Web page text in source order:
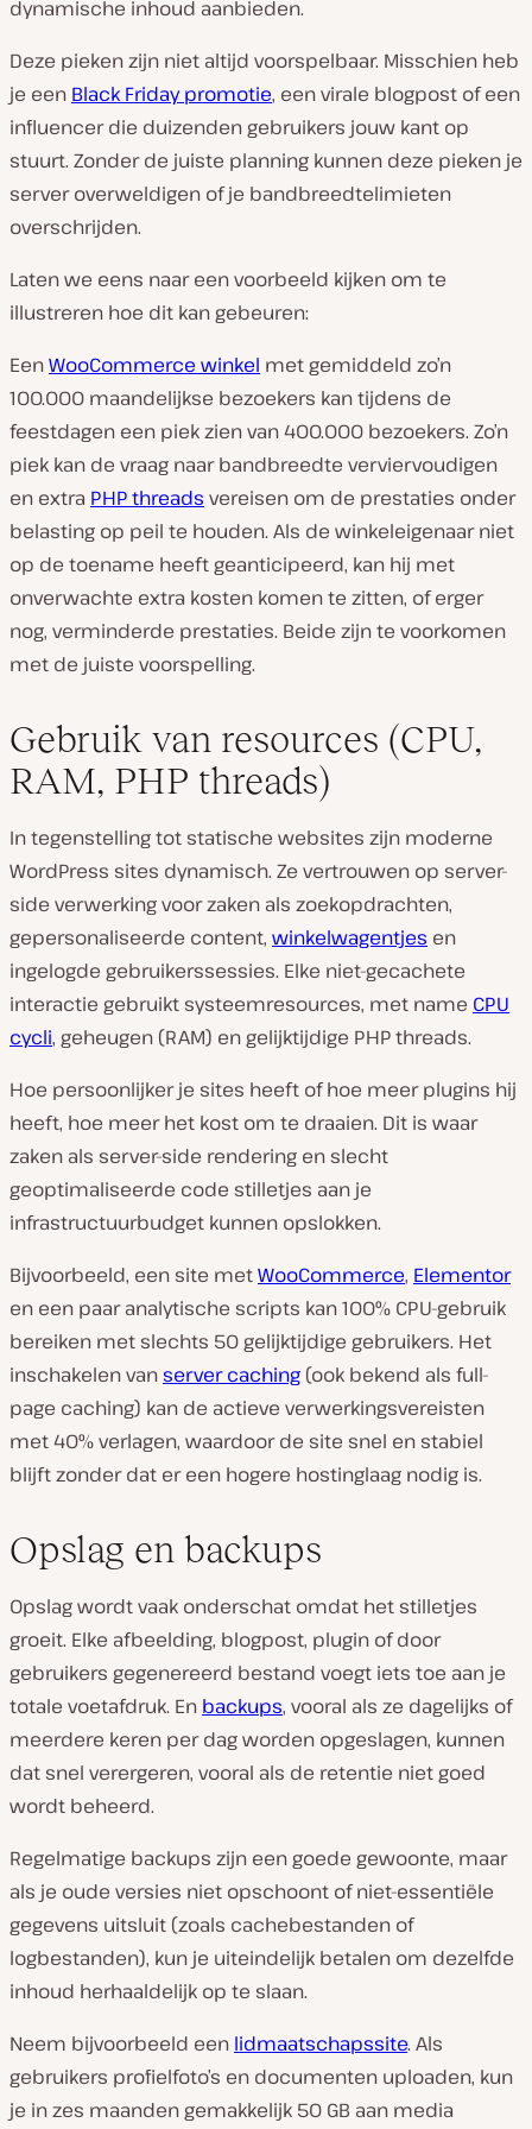
dynamische inhoud aanbieden.
Deze pieken zijn niet altijd voorspelbaar. Misschien heb
je een Black Friday promotie, een virale blogpost of een
influencer die duizenden gebruikers jouw kant op
stuurt. Zonder de juiste planning kunnen deze pieken je
server overweldigen of je bandbreedtelimieten
overschrijden.
Laten we eens naar een voorbeeld kijken om te
illustreren hoe dit kan gebeuren:
EenWooCommerce winkel met gemiddeld zo’n
100.000 maandelijkse bezoekers kan tijdens de
feestdagen een piek zien van 400.000 bezoekers. Zo’n
piek kan de vraag naar bandbreedte verviervoudigen
en extra PHP threads vereisen om de prestaties onder
belasting op peil te houden. Als de winkeleigenaar niet
op de toename heeft geanticipeerd, kan hij met
onverwachte extra kosten komen te zitten, of erger
nog, verminderde prestaties. Beide zijn te voorkomen
met de juiste voorspelling.
Gebruik van resources (CPU,
RAM, PHP threads)
In tegenstelling tot statische websites zijn moderne
WordPress sites dynamisch. Ze vertrouwen op server-
side verwerking voor zaken als zoekopdrachten,
gepersonaliseerde content, winkelwagentjes en
ingelogde gebruikerssessies. Elke niet-gecachete
interactie gebruikt systeemresources, met name CPU
cycli, geheugen (RAM) en gelijktijdige PHP threads.
Hoe persoonlijker je sites heeft of hoe meer plugins hij
heeft, hoe meer het kost om te draaien. Dit is waar
zaken als server-side rendering en slecht
geoptimaliseerde code stilletjes aan je
infrastructuurbudget kunnen opslokken.
Bijvoorbeeld, een site metWooCommerce, Elementor
en een paar analytische scripts kan 100% CPU-gebruik
bereiken met slechts 50 gelijktijdige gebruikers. Het
inschakelen vanserver caching (ook bekend als full-
page caching) kan de actieve verwerkingsvereisten
met 40% verlagen, waardoor de site snel en stabiel
blijft zonder dat er een hogere hostinglaag nodig is.
Opslag en backups
Opslag wordt vaak onderschat omdat het stilletjes
groeit. Elke afbeelding, blogpost, plugin of door
gebruikers gegenereerd bestand voegt iets toe aan je
totale voetafdruk. En backups, vooral als ze dagelijks of
meerdere keren per dag worden opgeslagen, kunnen
dat snel verergeren, vooral als de retentie niet goed
wordt beheerd.
Regelmatige backups zijn een goede gewoonte, maar
als je oude versies niet opschoont of niet-essentiële
gegevens uitsluit (zoals cachebestanden of
logbestanden), kun je uiteindelijk betalen om dezelfde
inhoud herhaaldelijk op te slaan.
Neem bijvoorbeeld een lidmaatschapssite. Als
gebruikers profielfoto’s en documenten uploaden, kun
je in zes maanden gemakkelijk 50 GB aan media